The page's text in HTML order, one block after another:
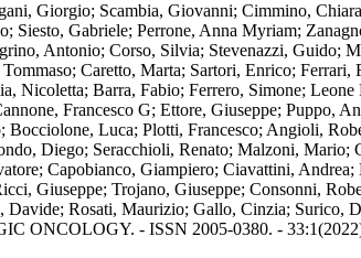
Giorgio; Scambia, Giovanni; Cimmino,
Gabriele; Perrone, Anna Myriam;
Antonio; Corso, Silvia; Stevenazzi, Guido;
Caretto, Marta; Sartori, Enrico;
Barra, Fabio; Ferrero, Simone;
Francesco G; Ettore, Giuseppe; Puppo,
Luca; Plotti, Francesco; Angioli,
Diego; Seracchioli, Renato; Malzoni,
Capobianco, Giampiero; Ciavattini,
Giuseppe; Trojano, Giuseppe; Consonni,
Rosati, Maurizio; Gallo, Cinzia; Surico,
ONCOLOGY. - ISSN 2005-0380. -